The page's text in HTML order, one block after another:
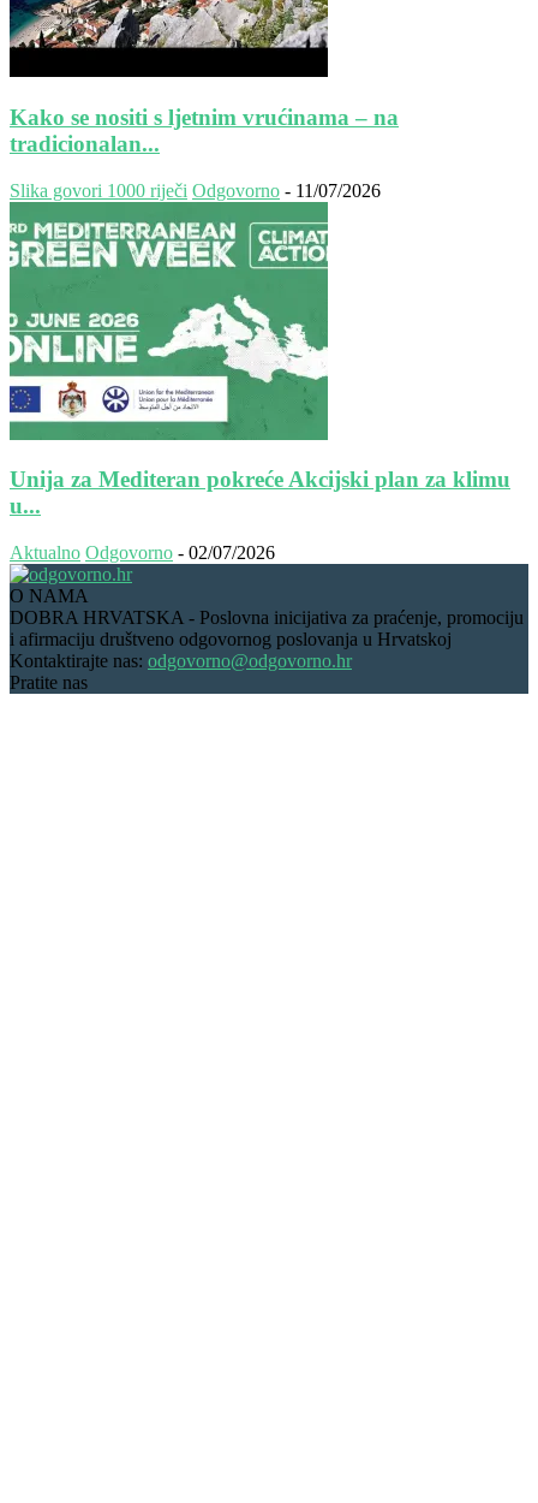
Kako se nositi s ljetnim vrućinama – na
tradicionalan...
Slika govori 1000 riječi Odgovorno - 11/07/2026
Unija za Mediteran pokreće Akcijski plan za klimu
u...
Aktualno Odgovorno - 02/07/2026
O NAMA
DOBRA HRVATSKA - Poslovna inicijativa za praćenje, promociju
i afirmaciju društveno odgovornog poslovanja u Hrvatskoj
Kontaktirajte nas: odgovorno@odgovorno.hr
Pratite nas